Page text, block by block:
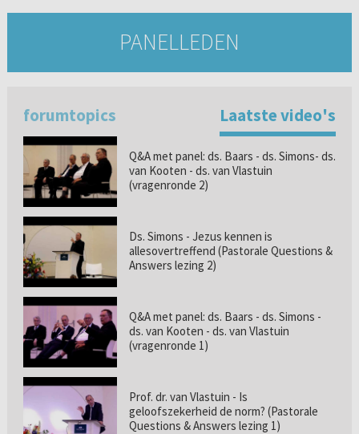
PANELLEDEN
forumtopics Laatste video's
Q&A met panel: ds. Baars - ds. Simons- ds.
van Kooten - ds. van Vlastuin
(vragenronde 2)
Ds. Simons - Jezus kennen is
allesovertreffend (Pastorale Questions &
Answers lezing 2)
Q&A met panel: ds. Baars - ds. Simons -
ds. van Kooten - ds. van Vlastuin
(vragenronde 1)
Prof. dr. van Vlastuin - Is
geloofszekerheid de norm? (Pastorale
Questions & Answers lezing 1)